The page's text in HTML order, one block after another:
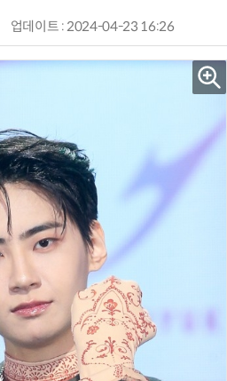
업데이트 : 2024-04-23 16:26